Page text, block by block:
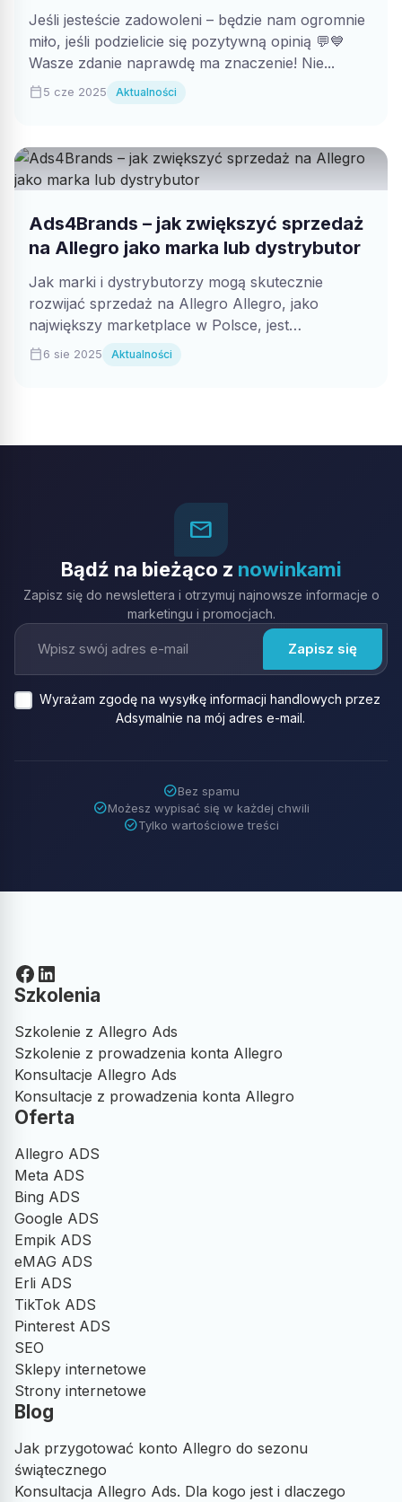
Jeśli jesteście zadowoleni – będzie nam ogromnie
miło, jeśli podzielicie się pozytywną opinią 💬💙
Wasze zdanie naprawdę ma znaczenie! Nie...
calendar_today5 cze 2025 Aktualności
Ads4Brands – jak zwiększyć sprzedaż
na Allegro jako marka lub dystrybutor
Jak marki i dystrybutorzy mogą skutecznie
rozwijać sprzedaż na Allegro Allegro, jako
największy marketplace w Polsce, jest
codziennym miejscem zakupów...
calendar_today6 sie 2025 Aktualności
mail_outline
Bądź na bieżąco z nowinkami
Zapisz się do newslettera i otrzymuj najnowsze informacje o
marketingu i promocjach.
Wyrażam zgodę na wysyłkę informacji handlowych przez
Adsymalnie na mój adres e-mail.
check_circleBez spamu
check_circleMożesz wypisać się w każdej chwili
check_circleTylko wartościowe treści
Facebook LinkedIn
Szkolenia
Szkolenie z Allegro Ads
Szkolenie z prowadzenia konta Allegro
Konsultacje Allegro Ads
Konsultacje z prowadzenia konta Allegro
Oferta
Allegro ADS
Meta ADS
Bing ADS
Google ADS
Empik ADS
eMAG ADS
Erli ADS
TikTok ADS
Pinterest ADS
SEO
Sklepy internetowe
Strony internetowe
Blog
Jak przygotować konto Allegro do sezonu
świątecznego
Konsultacja Allegro Ads. Dla kogo jest i dlaczego